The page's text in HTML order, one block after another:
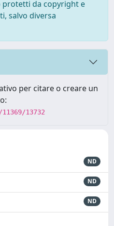
protetti da copyright e
salvo diversa
per citare o creare un
13732
ND
ND
ND